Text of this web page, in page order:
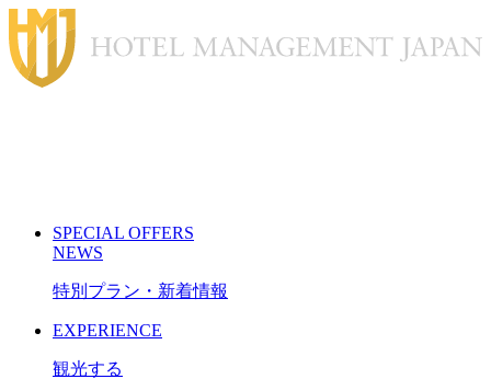
SPECIAL OFFERS
NEWS
特別プラン・新着情報
EXPERIENCE
観光する